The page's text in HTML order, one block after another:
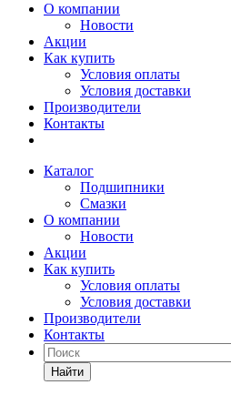
О компании
Новости
Акции
Как купить
Условия оплаты
Условия доставки
Производители
Контакты
Каталог
Подшипники
Смазки
О компании
Новости
Акции
Как купить
Условия оплаты
Условия доставки
Производители
Контакты
Найти